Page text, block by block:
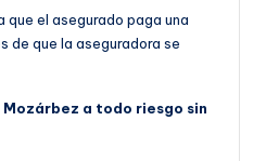
que el asegurado paga una
de que la aseguradora se
a todo riesgo sin